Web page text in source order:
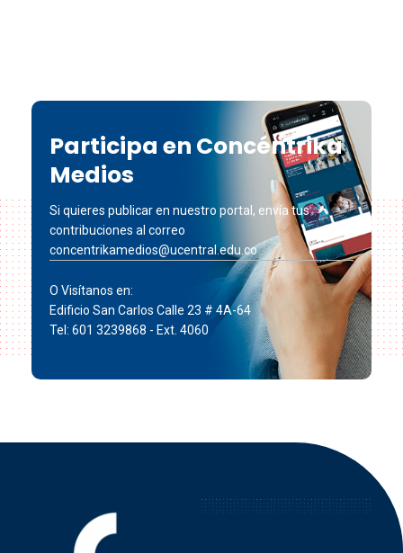
Participa en Concéntrika
Medios
Si quieres publicar en nuestro portal, envía tus
contribuciones al correo
concentrikamedios@ucentral.edu.co
O Visítanos en:
Edificio San Carlos Calle 23 # 4A-64
Tel: 601 3239868 - Ext. 4060